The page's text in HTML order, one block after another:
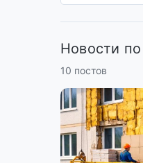
Новости
10 постов